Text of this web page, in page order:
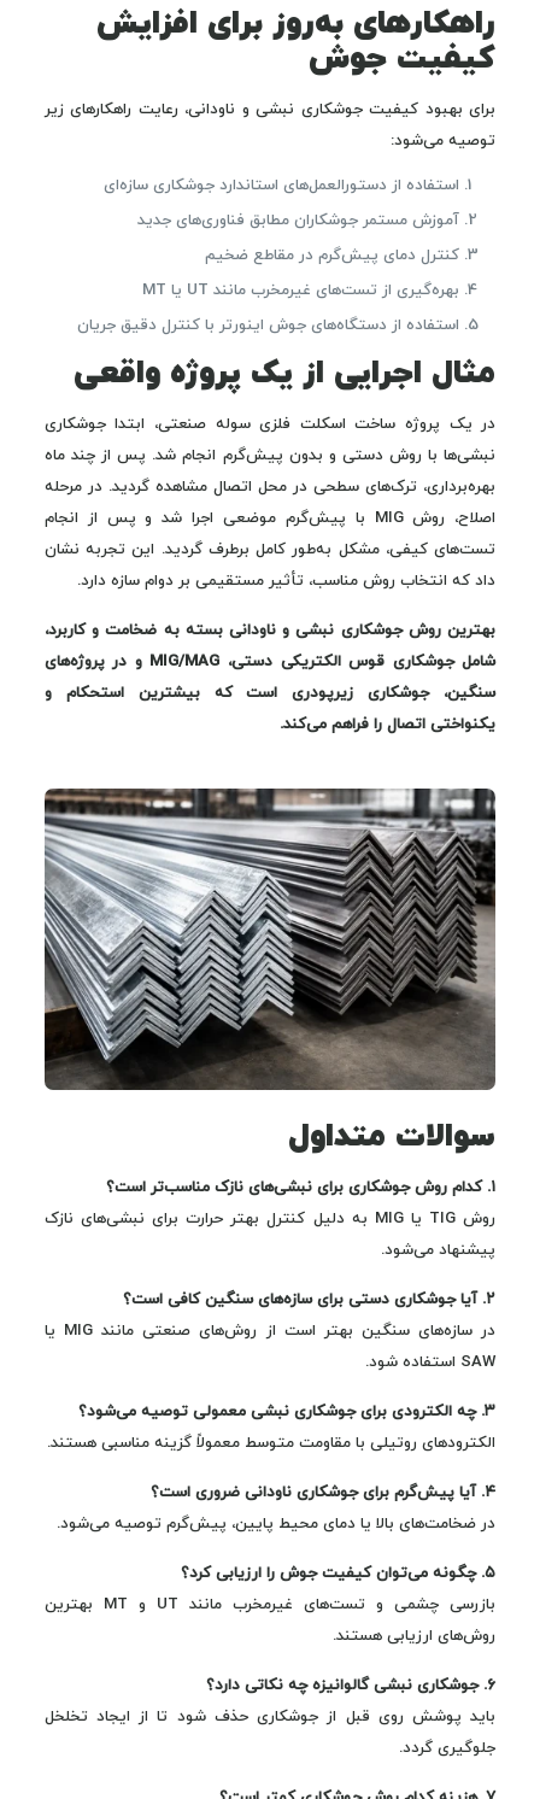
راهکارهای به‌روز برای افزایش
کیفیت جوش
برای بهبود کیفیت جوشکاری نبشی و ناودانی، رعایت راهکارهای زیر
توصیه می‌شود:
استفاده از دستورالعمل‌های استاندارد جوشکاری سازه‌ای
آموزش مستمر جوشکاران مطابق فناوری‌های جدید
کنترل دمای پیش‌گرم در مقاطع ضخیم
بهره‌گیری از تست‌های غیرمخرب مانند UT یا MT
استفاده از دستگاه‌های جوش اینورتر با کنترل دقیق جریان
مثال اجرایی از یک پروژه واقعی
در یک پروژه ساخت اسکلت فلزی سوله صنعتی، ابتدا جوشکاری
نبشی‌ها با روش دستی و بدون پیش‌گرم انجام شد. پس از چند ماه
بهره‌برداری، ترک‌های سطحی در محل اتصال مشاهده گردید. در مرحله
اصلاح، روش MIG با پیش‌گرم موضعی اجرا شد و پس از انجام
تست‌های کیفی، مشکل به‌طور کامل برطرف گردید. این تجربه نشان
داد که انتخاب روش مناسب، تأثیر مستقیمی بر دوام سازه دارد.
بهترین روش جوشکاری نبشی و ناودانی بسته به ضخامت و کاربرد،
شامل جوشکاری قوس الکتریکی دستی، MIG/MAG و در پروژه‌های
سنگین، جوشکاری زیرپودری است که بیشترین استحکام و
یکنواختی اتصال را فراهم می‌کند.
سوالات متداول
۱. کدام روش جوشکاری برای نبشی‌های نازک مناسب‌تر است؟
روش TIG یا MIG به دلیل کنترل بهتر حرارت برای نبشی‌های نازک
پیشنهاد می‌شود.
۲. آیا جوشکاری دستی برای سازه‌های سنگین کافی است؟
در سازه‌های سنگین بهتر است از روش‌های صنعتی مانند MIG یا
SAW استفاده شود.
۳. چه الکترودی برای جوشکاری نبشی معمولی توصیه می‌شود؟
الکترودهای روتیلی با مقاومت متوسط معمولاً گزینه مناسبی هستند.
۴. آیا پیش‌گرم برای جوشکاری ناودانی ضروری است؟
در ضخامت‌های بالا یا دمای محیط پایین، پیش‌گرم توصیه می‌شود.
۵. چگونه می‌توان کیفیت جوش را ارزیابی کرد؟
بازرسی چشمی و تست‌های غیرمخرب مانند UT و MT بهترین
روش‌های ارزیابی هستند.
۶. جوشکاری نبشی گالوانیزه چه نکاتی دارد؟
باید پوشش روی قبل از جوشکاری حذف شود تا از ایجاد تخلخل
جلوگیری گردد.